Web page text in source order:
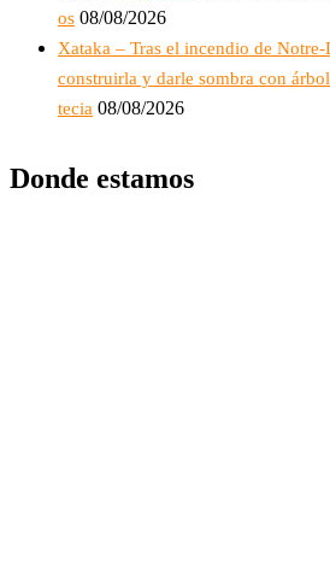
os 08/08/2026
Xataka – Tras el incendio de
construirla y darle sombra con
tecia 08/08/2026
Donde estamos